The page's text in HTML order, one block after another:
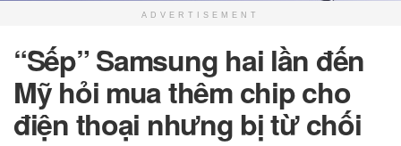
ADVERTISEMENT
“Sếp” Samsung hai lần đến
Mỹ hỏi mua thêm chip cho
điện thoại nhưng bị từ chối